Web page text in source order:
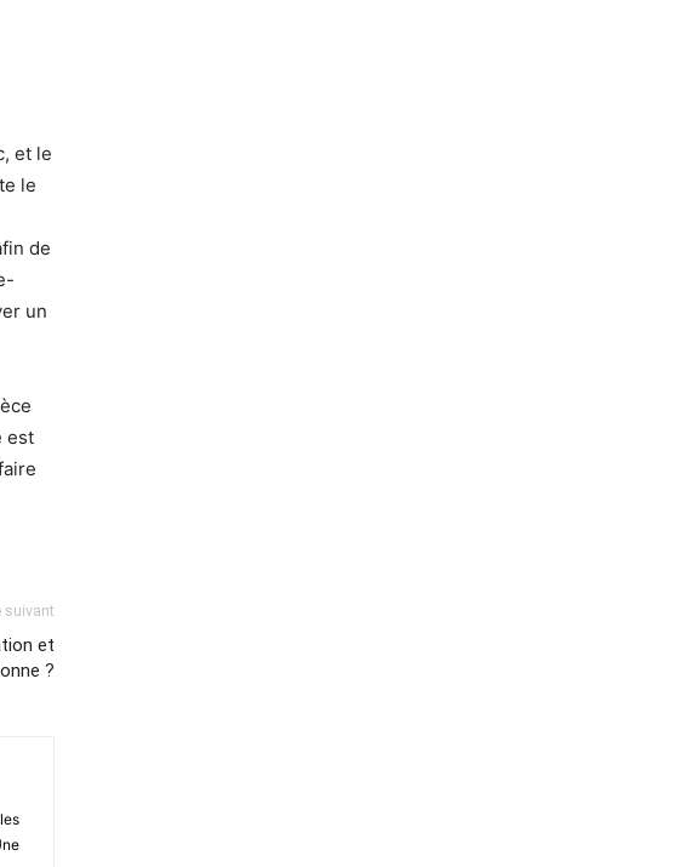
et le
le
de
un
est
suivant
et
?